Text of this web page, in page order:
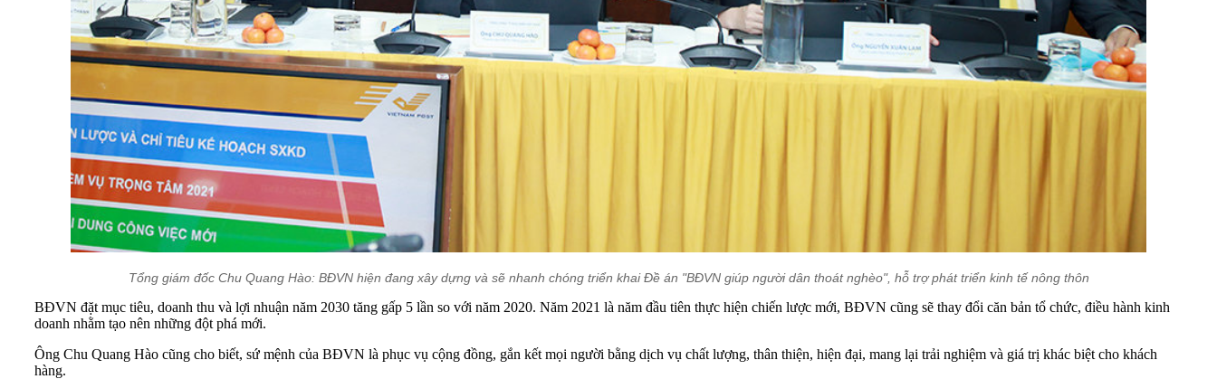
Tổng giám đốc Chu Quang Hào: BĐVN hiện đang xây dựng và sẽ nhanh chóng triển khai Đề án "BĐVN giúp người dân thoát nghèo", hỗ trợ phát triển kinh tế nông thôn
BĐVN đặt mục tiêu, doanh thu và lợi nhuận năm 2030 tăng gấp 5 lần so với năm 2020. Năm 2021 là năm đầu tiên thực hiện chiến lược mới, BĐVN cũng sẽ thay đổi căn bản tổ chức, điều hành kinh
doanh nhằm tạo nên những đột phá mới.
Ông Chu Quang Hào cũng cho biết, sứ mệnh của BĐVN là phục vụ cộng đồng, gắn kết mọi người bằng dịch vụ chất lượng, thân thiện, hiện đại, mang lại trải nghiệm và giá trị khác biệt cho khách
hàng.